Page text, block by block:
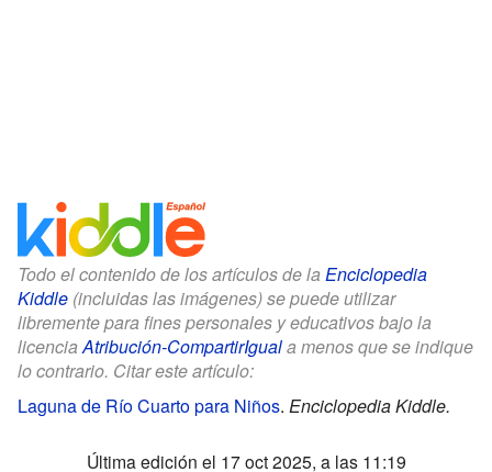
Todo el contenido de los artículos de la Enciclopedia
Kiddle (incluidas las imágenes) se puede utilizar
libremente para fines personales y educativos bajo la
licenciaAtribución-CompartirIguala menos que se indique
lo contrario. Citar este artículo:
Laguna de Río Cuarto para Niños. Enciclopedia Kiddle.
Última edición el 17 oct 2025, a las 11:19